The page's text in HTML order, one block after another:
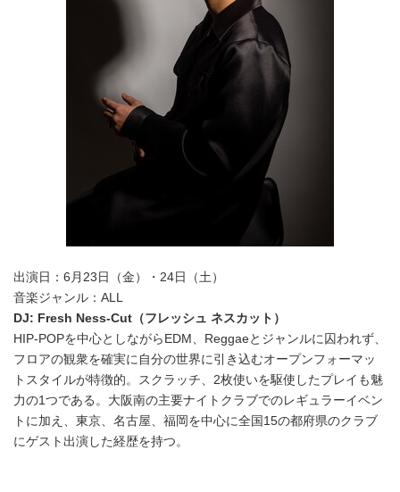
出演日：6月23日（金）・24日（土）
音楽ジャンル：ALL
DJ: Fresh Ness-Cut （フレッシュ ネスカット）
HIP-POPを中心としながらEDM、Reggaeとジャンルに囚われず、
フロアの観衆を確実に自分の世界に引き込むオープンフォーマッ
トスタイルが特徴的。スクラッチ、2枚使いを駆使したプレイも魅
力の1つである。大阪南の主要ナイトクラブでのレギュラーイベン
トに加え、東京、名古屋、福岡を中心に全国15の都府県のクラブ
にゲスト出演した経歴を持つ。